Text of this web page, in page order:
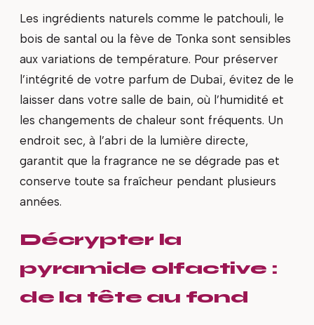
Les ingrédients naturels comme le patchouli, le
bois de santal ou la fève de Tonka sont sensibles
aux variations de température. Pour préserver
l’intégrité de votre parfum de Dubaï, évitez de le
laisser dans votre salle de bain, où l’humidité et
les changements de chaleur sont fréquents. Un
endroit sec, à l’abri de la lumière directe,
garantit que la fragrance ne se dégrade pas et
conserve toute sa fraîcheur pendant plusieurs
années.
Décrypter la
pyramide olfactive :
de la tête au fond